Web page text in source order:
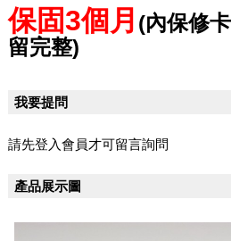
保固3個月 (內保修
留完整)
我要提問
請先登入會員才可留言詢問
產品展示圖